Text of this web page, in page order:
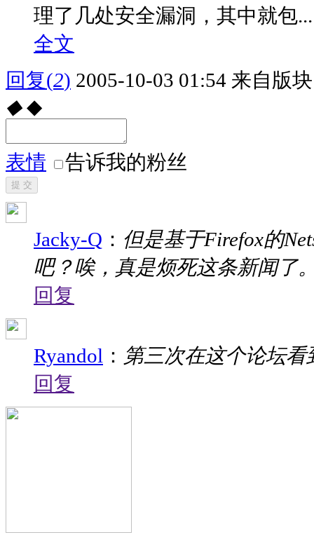
理了几处安全漏洞，其中就包...
全文
回复(2) 2005-10-03 01:54 来自版
◆ ◆
表情 告诉我的粉丝
提 交
Jacky-Q ： 但是基于Firefox的
吧？唉，真是烦死这条新闻了
回复
Ryandol ： 第三次在这个论坛看
回复